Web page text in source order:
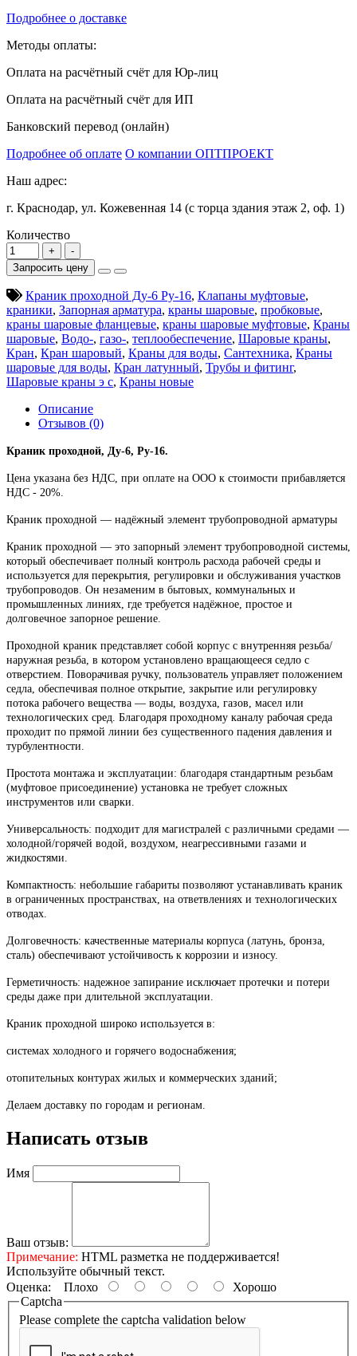
Подробнее о доставке
Методы оплаты:
Оплата на расчётный счёт для Юр-лиц
Оплата на расчётный счёт для ИП
Банковский перевод (онлайн)
Подробнее об оплате О компании ОПТПРОЕКТ
Наш адрес:
г. Краснодар, ул. Кожевенная 14 (с торца здания этаж 2, оф. 1)
Количество
Запросить цену
Краник проходной Ду-6 Ру-16, Клапаны муфтовые,
краники, Запорная арматура, краны шаровые, пробковые,
краны шаровые фланцевые, краны шаровые муфтовые, Краны
шаровые, Водо-, газо-, теплообеспечение, Шаровые краны,
Кран, Кран шаровый, Краны для воды, Сантехника, Краны
шаровые для воды, Кран латунный, Трубы и фитинг,
Шаровые краны э с, Краны новые
Описание
Отзывов (0)
Краник проходной, Ду-6, Ру-16.
Цена указана без НДС, при оплате на ООО к стоимости прибавляется
НДС - 20%.
Краник проходной — надёжный элемент трубопроводной арматуры
Краник проходной — это запорный элемент трубопроводной системы,
который обеспечивает полный контроль расхода рабочей среды и
используется для перекрытия, регулировки и обслуживания участков
трубопроводов. Он незаменим в бытовых, коммунальных и
промышленных линиях, где требуется надёжное, простое и
долговечное запорное решение.
Проходной краник представляет собой корпус с внутренняя резьба/
наружная резьба, в котором установлено вращающееся седло с
отверстием. Поворачивая ручку, пользователь управляет положением
седла, обеспечивая полное открытие, закрытие или регулировку
потока рабочего вещества — воды, воздуха, газов, масел или
технологических сред. Благодаря проходному каналу рабочая среда
проходит по прямой линии без существенного падения давления и
турбулентности.
Простота монтажа и эксплуатации: благодаря стандартным резьбам
(муфтовое присоединение) установка не требует сложных
инструментов или сварки.
Универсальность: подходит для магистралей с различными средами —
холодной/горячей водой, воздухом, неагрессивными газами и
жидкостями.
Компактность: небольшие габариты позволяют устанавливать краник
в ограниченных пространствах, на ответвлениях и технологических
отводах.
Долговечность: качественные материалы корпуса (латунь, бронза,
сталь) обеспечивают устойчивость к коррозии и износу.
Герметичность: надежное запирание исключает протечки и потери
среды даже при длительной эксплуатации.
Краник проходной широко используется в:
системах холодного и горячего водоснабжения;
отопительных контурах жилых и коммерческих зданий;
Делаем доставку по городам и регионам.
Написать отзыв
Имя
Ваш отзыв:
Примечание: HTML разметка не поддерживается!
Используйте обычный текст.
Оценка: Плохо
Хорошо
Captcha
Please complete the captcha validation below